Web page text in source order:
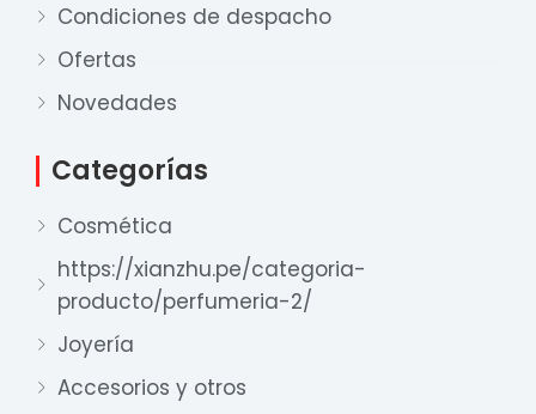
Condiciones de despacho
Ofertas
Novedades
Categorías
Cosmética
https://xianzhu.pe/categoria-
producto/perfumeria-2/
Joyería
Accesorios y otros
Nuestro equipo de ventas está aquí
para responder a sus preguntas. ¡Lo
Disponible
Ventas Lima 1